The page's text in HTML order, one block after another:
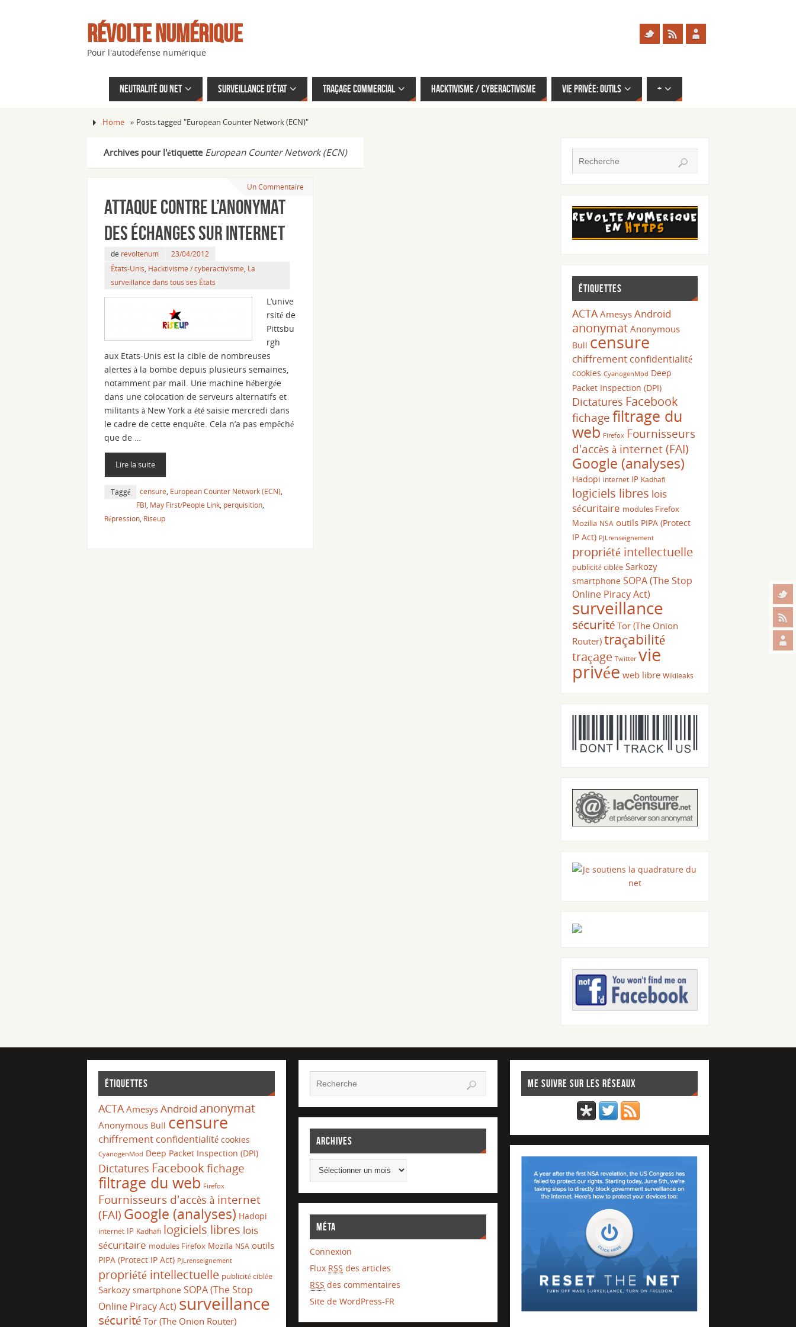
Révolte Numérique
Pour l'autodéfense numérique
Neutralité du net Surveillance d’État Traçage commercial Hacktivisme / cyberactivisme Vie privée: outils +
Home » Posts tagged "European Counter Network (ECN)"
Archives pour l'étiquetteEuropean Counter Network (ECN)
Un Commentaire
Attaque contre l’anonymat
des échanges sur Internet
de revoltenum
23/04/2012
États-Unis Hacktivisme / cyberactivisme La
surveillance dans tous ses États
L’unive
rsité de
Pittsbu
rgh
aux Etats-Unis est la cible de nombreuses
alertes à la bombe depuis plusieurs semaines,
notamment par mail. Une machine hébergée
dans une colocation de serveurs alternatifs et
militants à New York a été saisie mercredi dans
le cadre de cette enquête. Cela n’a pas empêché
que de …
Lire la suite
Taggé censure European Counter Network (ECN)
FBI May First/People Link perquisition
Répression Riseup
Étiquettes
ACTA Amesys Android
anonymat Anonymous
Bull censure
chiffrement confidentialité
cookies CyanogenMod Deep
Packet Inspection (DPI)
Dictatures Facebook
fichagefiltrage du
web Firefox Fournisseurs
d'accès à internet (FAI)
Google (analyses)
Hadopi internet IP Kadhafi
logiciels libres lois
sécuritaire modules Firefox
Mozilla NSA outils PIPA (Protect
IP Act) PJLrenseignement
propriété intellectuelle
publicité ciblée Sarkozy
smartphone SOPA (The Stop
Online Piracy Act)
surveillance
sécurité Tor (The Onion
Router) traçabilité
traçage Twitter vie
privée web libre Wikileaks
Étiquettes
ACTA Amesys Android anonymat
Anonymous Bull censure
chiffrement confidentialité cookies
CyanogenMod Deep Packet Inspection (DPI)
Dictatures Facebookfichage
filtrage du web Firefox
Fournisseurs d'accès à internet
(FAI) Google (analyses) Hadopi
internet IP Kadhafi logiciels libres lois
sécuritaire modules Firefox Mozilla NSA outils
PIPA (Protect IP Act) PJLrenseignement
propriété intellectuelle publicité ciblée
Sarkozy smartphone SOPA (The Stop
Online Piracy Act) surveillance
sécurité Tor (The Onion Router)
Archives
Méta
Connexion
Flux RSS des articles
RSS des commentaires
Site de WordPress-FR
Me suivre sur les réseaux